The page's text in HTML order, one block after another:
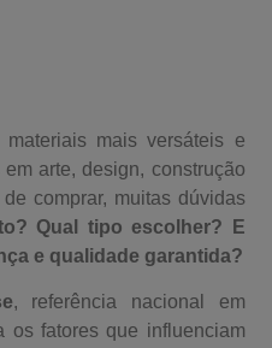
mais versáteis e
arte, design, construção
comprar, muitas dúvidas
Qual tipo escolher? E
e qualidade garantida?
, referência nacional em
os fatores que influenciam